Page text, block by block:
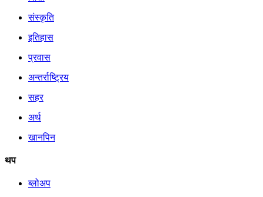
संस्कृति
इतिहास
प्रवास
अन्तर्राष्ट्रिय
सहर
अर्थ
खानपिन
थप
ब्लोअप